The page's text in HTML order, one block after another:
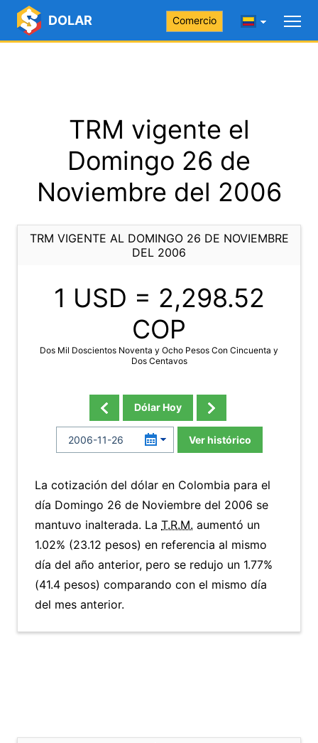
DOLAR Comercio
TRM vigente el
Domingo 26 de
Noviembre del 2006
TRM VIGENTE AL DOMINGO 26 DE NOVIEMBRE
DEL 2006
1 USD = 2,298.52
COP
Dos Mil Doscientos Noventa y Ocho Pesos Con Cincuenta y
Dos Centavos
Dólar Hoy
Ver histórico
La cotización del dólar en Colombia para el
día Domingo 26 de Noviembre del 2006 se
mantuvo inalterada. La T.R.M. aumentó un
1.02% (23.12 pesos) en referencia al mismo
día del año anterior, pero se redujo un 1.77%
(41.4 pesos) comparando con el mismo día
del mes anterior.